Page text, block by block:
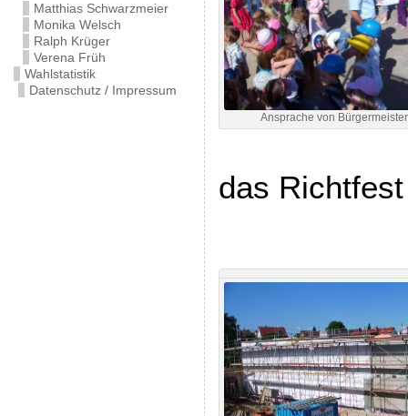
Matthias Schwarzmeier
Monika Welsch
Ralph Krüger
Verena Früh
Wahlstatistik
Datenschutz / Impressum
Ansprache von
das